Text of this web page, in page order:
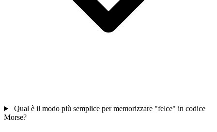
Qual è il modo più semplice per memorizzare "felce" in codice
Morse?